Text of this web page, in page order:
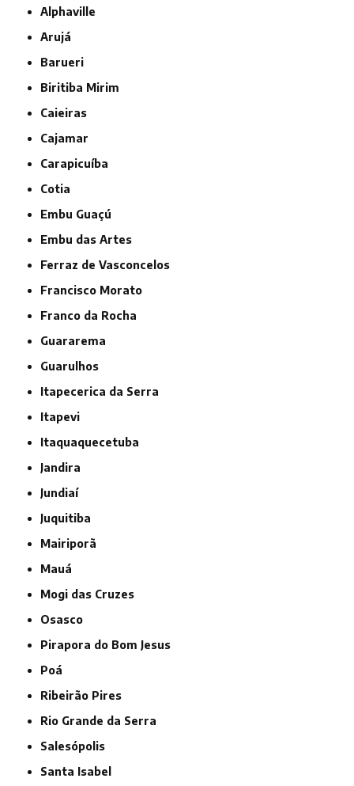
Alphaville
Arujá
Barueri
Biritiba Mirim
Caieiras
Cajamar
Carapicuíba
Cotia
Embu Guaçú
Embu das Artes
Ferraz de Vasconcelos
Francisco Morato
Franco da Rocha
Guararema
Guarulhos
Itapecerica da Serra
Itapevi
Itaquaquecetuba
Jandira
Jundiaí
Juquitiba
Mairiporã
Mauá
Mogi das Cruzes
Osasco
Pirapora do Bom Jesus
Poá
Ribeirão Pires
Rio Grande da Serra
Salesópolis
Santa Isabel